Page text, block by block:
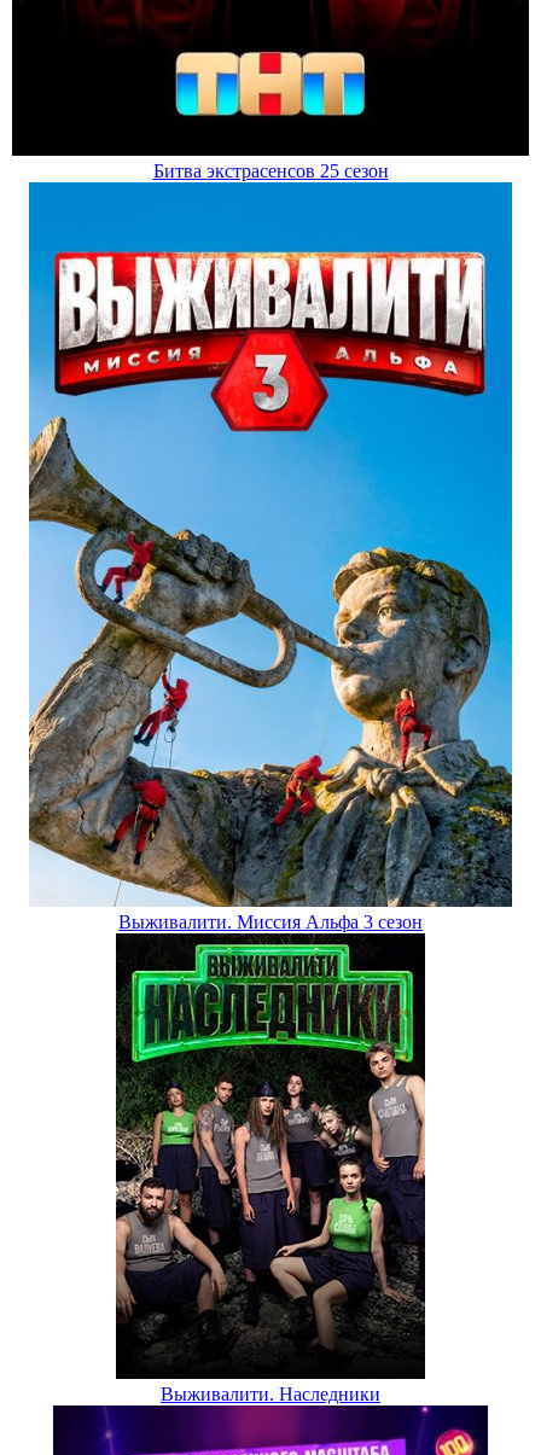
Битва экстрасенсов 25 сезон
Выживалити. Миссия Альфа 3 сезон
Выживалити. Наследники